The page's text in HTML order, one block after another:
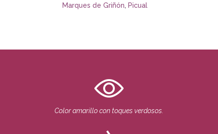
Marques de Griñón, Picual
Color amarillo con toques verdosos.